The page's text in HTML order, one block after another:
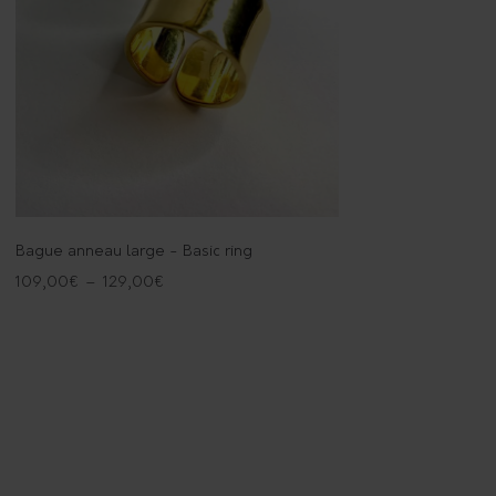
Bague anneau large - Basic ring
109,00€ – 129,00€